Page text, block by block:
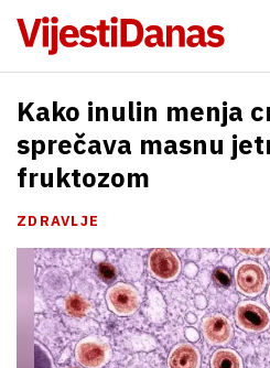
Kako inulin menja
sprečava masnu
fruktozom
ZDRAVLJE